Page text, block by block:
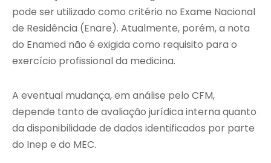
pode ser utilizado como critério no Exame Nacional
de Residência (Enare). Atualmente, porém, a nota
do Enamed não é exigida como requisito para o
exercício profissional da medicina.
A eventual mudança, em análise pelo CFM,
depende tanto de avaliação jurídica interna quanto
da disponibilidade de dados identificados por parte
do Inep e do MEC.